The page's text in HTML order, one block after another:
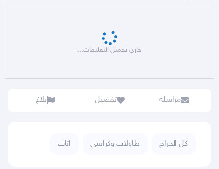
جاري تحميل التعليقات...
مراسلة تفضيل بلاغ
كل الحراج طاولات وكراسي اثاث